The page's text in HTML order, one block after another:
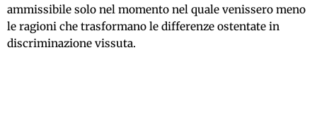
ammissibile solo nel momento nel quale venissero meno
le ragioni che trasformano le differenze ostentate in
discriminazione vissuta.